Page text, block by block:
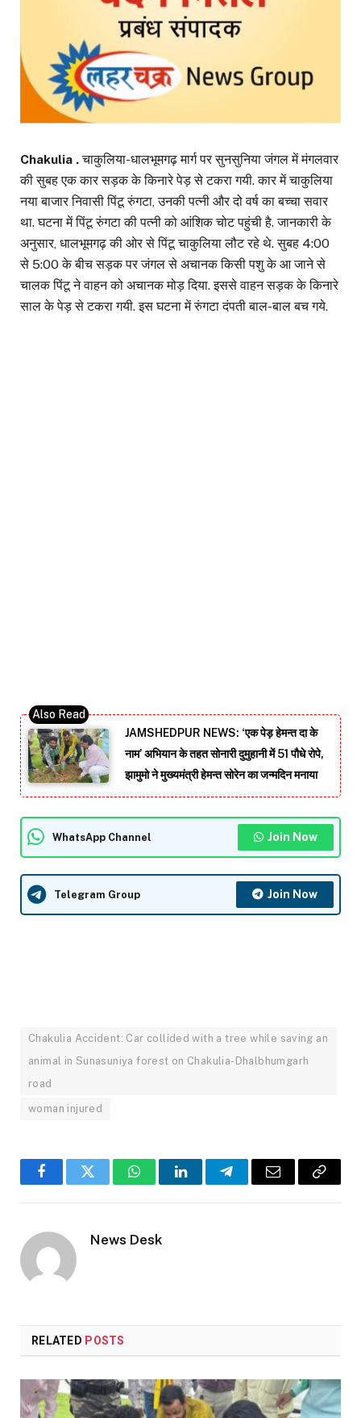
Chakulia .चाकुलिया-धालभूमगढ़ मार्ग पर सुनसुनिया जंगल में मंगलवार
की सुबह एक कार सड़क के किनारे पेड़ से टकरा गयी. कार में चाकुलिया
नया बाजार निवासी पिंटू रुंगटा, उनकी पत्नी और दो वर्ष का बच्चा सवार
था. घटना में पिंटू रुंगटा की पत्नी को आंशिक चोट पहुंची है. जानकारी के
अनुसार, धालभूमगढ़ की ओर से पिंटू चाकुलिया लौट रहे थे. सुबह 4:00
से 5:00 के बीच सड़क पर जंगल से अचानक किसी पशु के आ जाने से
चालक पिंटू ने वाहन को अचानक मोड़ दिया. इससे वाहन सड़क के किनारे
साल के पेड़ से टकरा गयी. इस घटना में रुंगटा दंपती बाल-बाल बच गये.
JAMSHEDPUR NEWS: ‘एक पेड़ हेमन्त दा के
नाम’ अभियान के तहत सोनारी दुमुहानी में 51 पौधे रोपे,
झामुमो ने मुख्यमंत्री हेमन्त सोरेन का जन्मदिन मनाया
WhatsApp Channel Join Now
Telegram Group Join Now
Chakulia Accident: Car collided with a tree while saving an
animal in Sunasuniya forest on Chakulia-Dhalbhumgarh
road
woman injured
FacebookTwitter WhatsAppLinkedInTelegramEmail
Copy
News Desk
RELATED POSTS